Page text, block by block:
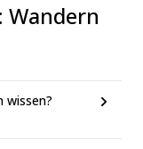
: Wandern
wissen?